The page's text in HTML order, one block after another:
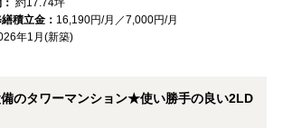
約17.74坪
積立金： 16,190円/月／7,000円/月
年1月(新築)
のタワーマンション★使い勝手の良い2LD